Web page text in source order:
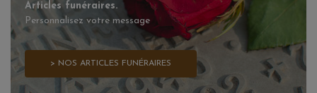
Articles funéraires.
Personnalisez votre message
> NOS ARTICLES FUNÉRAIRES